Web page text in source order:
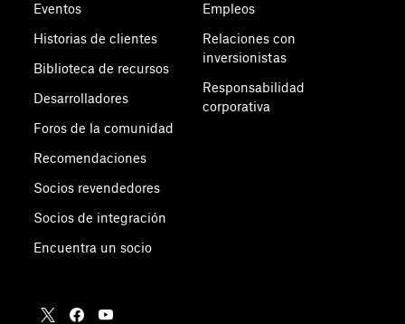
Eventos
Historias de clientes
Biblioteca de recursos
Desarrolladores
Foros de la comunidad
Recomendaciones
Socios revendedores
Socios de integración
Encuentra un socio
Empleos
Relaciones con
inversionistas
Responsabilidad
corporativa